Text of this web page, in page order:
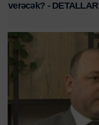
verəcək? - DETALLAR